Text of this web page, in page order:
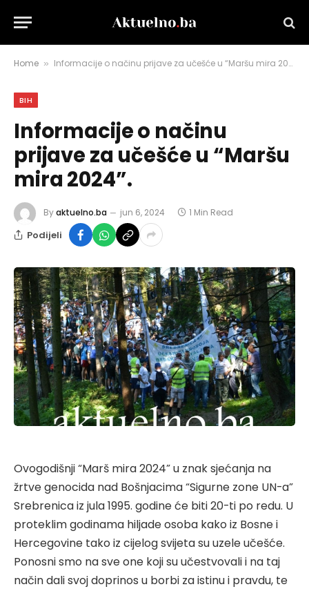
Home » Informacije o načinu prijave za učešće u “Maršu mira 2024”.
BIH
Informacije o načinu
prijave za učešće u “Maršu
mira 2024”.
Byaktuelno.ba jun 6, 2024 1 Min Read
Podijeli
Ovogodišnji “Marš mira 2024” u znak sjećanja na
žrtve genocida nad Bošnjacima “Sigurne zone UN-a”
Srebrenica iz jula 1995. godine će biti 20-ti po redu. U
proteklim godinama hiljade osoba kako iz Bosne i
Hercegovine tako iz cijelog svijeta su uzele učešće.
Ponosni smo na sve one koji su učestvovali i na taj
način dali svoj doprinos u borbi za istinu i pravdu, te